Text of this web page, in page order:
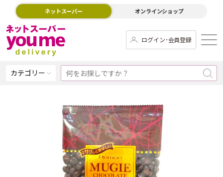
ネットスーパー オンラインショップ
ログイン･会員登録
カテゴリー